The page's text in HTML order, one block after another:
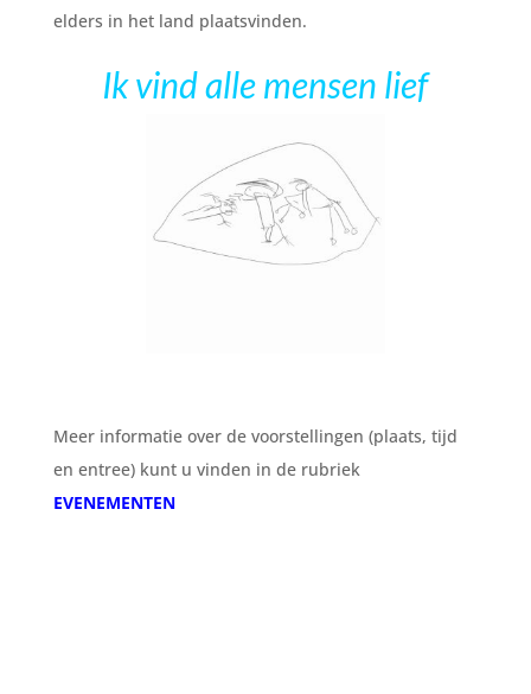
elders in het land plaatsvinden.
Ik vind alle mensen lief
Meer informatie over de voorstellingen (plaats, tijd
en entree) kunt u vinden in de rubriek
EVENEMENTEN